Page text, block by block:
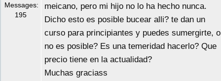
Messages:
195
meicano, pero mi hijo no lo ha hecho nunca.
Dicho esto es posible bucear alli? te dan un
curso para principiantes y puedes sumergirte, o
no es posible? Es una temeridad hacerlo? Que
precio tiene en la actualidad?
Muchas graciass